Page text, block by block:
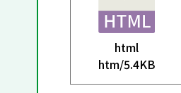
html
htm/5.4KB